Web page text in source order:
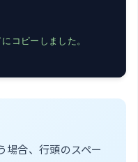
コピーしました。
場合、行頭のスペー